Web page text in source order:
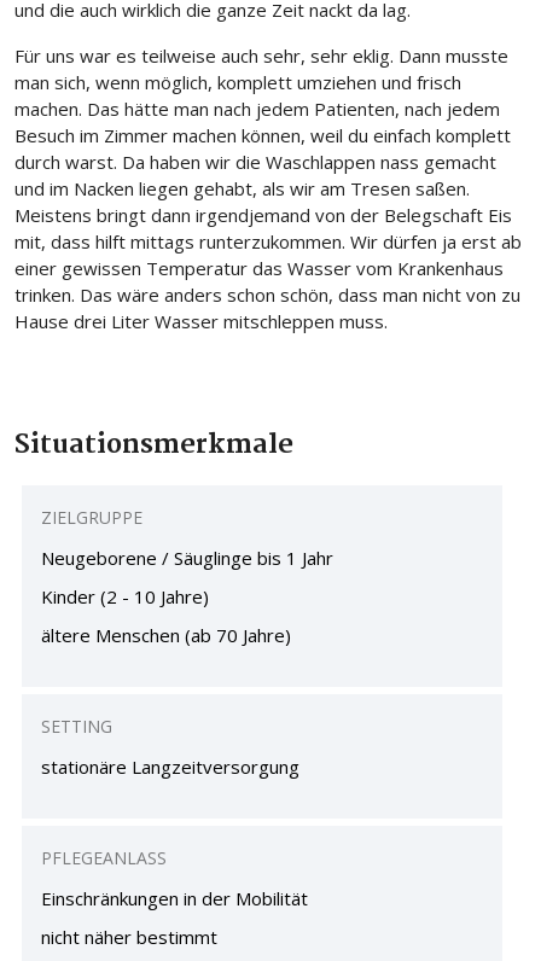
und die auch wirklich die ganze Zeit nackt da lag.
Für uns war es teilweise auch sehr, sehr eklig. Dann musste
man sich, wenn möglich, komplett umziehen und frisch
machen. Das hätte man nach jedem Patienten, nach jedem
Besuch im Zimmer machen können, weil du einfach komplett
durch warst. Da haben wir die Waschlappen nass gemacht
und im Nacken liegen gehabt, als wir am Tresen saßen.
Meistens bringt dann irgendjemand von der Belegschaft Eis
mit, dass hilft mittags runterzukommen. Wir dürfen ja erst ab
einer gewissen Temperatur das Wasser vom Krankenhaus
trinken. Das wäre anders schon schön, dass man nicht von zu
Hause drei Liter Wasser mitschleppen muss.
Situationsmerkmale
ZIELGRUPPE
Neugeborene / Säuglinge bis 1 Jahr
Kinder (2 - 10 Jahre)
ältere Menschen (ab 70 Jahre)
SETTING
stationäre Langzeitversorgung
PFLEGEANLASS
Einschränkungen in der Mobilität
nicht näher bestimmt